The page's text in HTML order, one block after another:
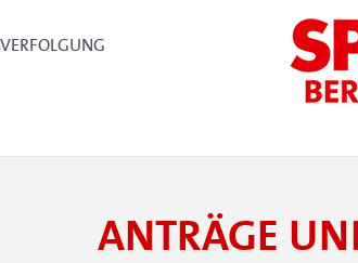
ANTRÄGE